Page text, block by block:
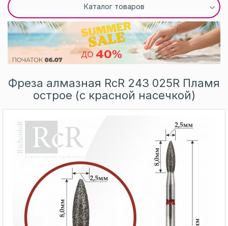
Каталог товаров
Фреза алмазная RcR 243 025R Пламя
острое (с красной насечкой)